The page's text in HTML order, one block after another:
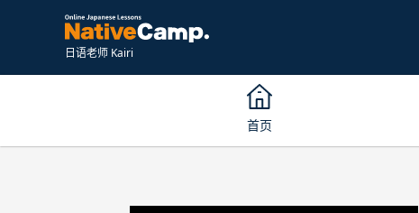
日语老师 Kairi
首页